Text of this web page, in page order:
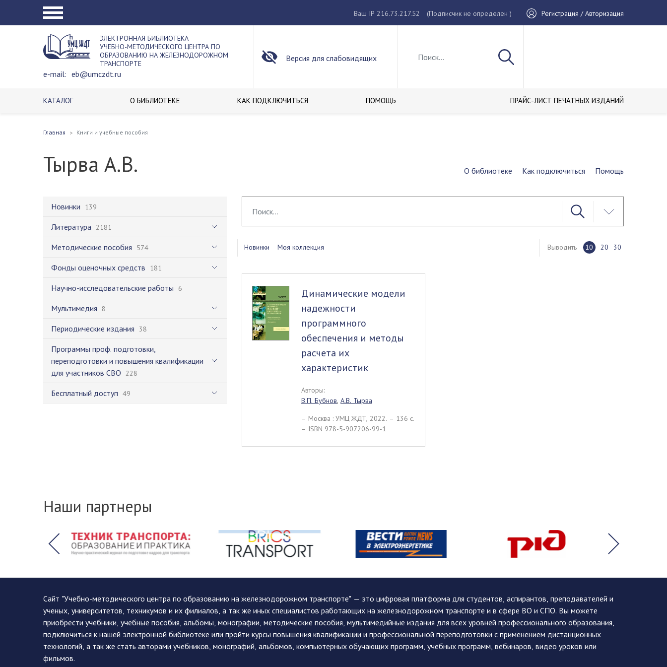
Ваш IP 216.73.217.52 (Подписчик не определен ) Регистрация / Авторизация
ЭЛЕКТРОННАЯ БИБЛИОТЕКА
УЧЕБНО-МЕТОДИЧЕСКОГО ЦЕНТРА ПО
ОБРАЗОВАНИЮ НА ЖЕЛЕЗНОДОРОЖНОМ
ТРАНСПОРТЕ
e-mail: eb@umczdt.ru
Версия для слабовидящих
КАТАЛОГ О БИБЛИОТЕКЕ КАК ПОДКЛЮЧИТЬСЯ ПОМОЩЬ ПРАЙС-ЛИСТ ПЕЧАТНЫХ ИЗДАНИЙ
Главная Книги и учебные пособия
Тырва А.В. О библиотеке Как подключиться Помощь
Новинки 139
Литература 2181
Методические пособия 574
Фонды оценочных средств 181
Научно-исследовательские работы 6
Мультимедия 8
Периодические издания 38
Программы проф. подготовки,
переподготовки и повышения квалификации
для участников СВО 228
Бесплатный доступ 49
Новинки Моя коллекция Выводить 10 20 30
Динамические модели
надежности
программного
обеспечения и методы
расчета их
характеристик
Авторы:
В.П. Бубнов, А.В. Тырва
– Москва : УМЦ ЖДТ, 2022. – 136 c.
– ISBN 978-5-907206-99-1
Наши партнеры
Сайт "Учебно-методического центра по образованию на железнодорожном транспорте" — это цифровая платформа для студентов, аспирантов, преподавателей и
ученых, университетов, техникумов и их филиалов, а так же иных специалистов работающих на железнодорожном транспорте и в сфере ВО и СПО. Вы можете
приобрести учебники, учебные пособия, альбомы, монографии, методические пособия, мультимедийные издания для всех уровней профессионального образования,
подключиться к нашей электронной библиотеке или пройти курсы повышения квалификации и профессиональной переподготовки с применением дистанционных
технологий, а так же стать авторами учебников, монографий, альбомов, компьютерных обучающих программ, учебных программ, вебинаров, видео уроков или
фильмов.